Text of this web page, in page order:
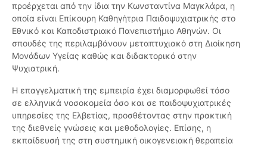
προέρχεται από την ίδια την Κωνσταντίνα Μαγκλάρα, η
οποία είναι Επίκουρη Καθηγήτρια Παιδοψυχιατρικής στο
Εθνικό και Καποδιστριακό Πανεπιστήμιο Αθηνών. Οι
σπουδές της περιλαμβάνουν μεταπτυχιακό στη Διοίκηση
Μονάδων Υγείας καθώς και διδακτορικό στην
Ψυχιατρική.
Η επαγγελματική της εμπειρία έχει διαμορφωθεί τόσο
σε ελληνικά νοσοκομεία όσο και σε παιδοψυχιατρικές
υπηρεσίες της Ελβετίας, προσθέτοντας στην πρακτική
της διεθνείς γνώσεις και μεθοδολογίες. Επίσης, η
εκπαίδευσή της στη συστημική οικογενειακή θεραπεία